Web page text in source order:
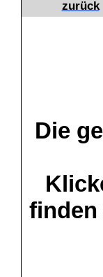
zurück
Die
finden